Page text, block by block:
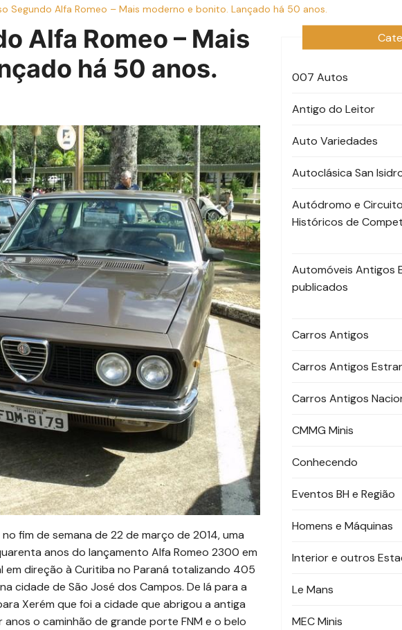
Segundo Alfa Romeo – Mais moderno e bonito. Lançado há 50 anos.
Alfa Romeo – Mais
há 50 anos.
fim de semana de 22 de março de 2014, uma
anos do lançamento Alfa Romeo 2300 em
em direção à Curitiba no Paraná totalizando 405
cidade de São José dos Campos. De lá para a
Xerém que foi a cidade que abrigou a antiga
o caminhão de grande porte FNM e o belo
007 Autos
Antigo do Leitor
Auto Variedades
Autoclásica San
Autódromo e
Históricos de
Automóveis Antigos
publicados
Carros Antigos
Carros Antigos
Carros Antigos
CMMG Minis
Conhecendo
Eventos BH e Região
Homens e Máquinas
Interior e outros
Le Mans
MEC Minis